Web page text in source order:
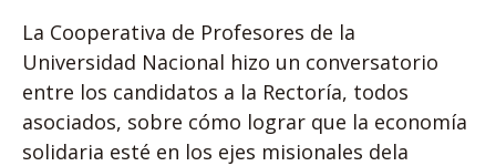
La Cooperativa de Profesores de la
Universidad Nacional hizo un conversatorio
entre los candidatos a la Rectoría, todos
asociados, sobre cómo lograr que la economía
solidaria esté en los ejes misionales dela